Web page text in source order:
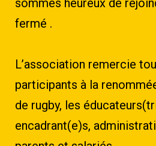
sommes heureux de
fermé .
L’association remercie
participants à la
de rugby, les
encadrant(e)s,